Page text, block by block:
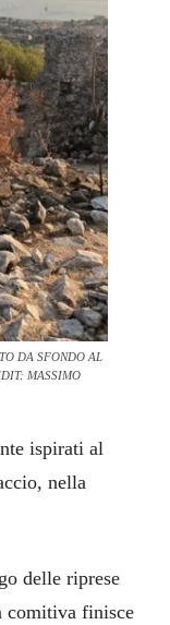
DA SFONDO AL
MASSIMO
ispirati al
nella
delle riprese
comitiva finisce